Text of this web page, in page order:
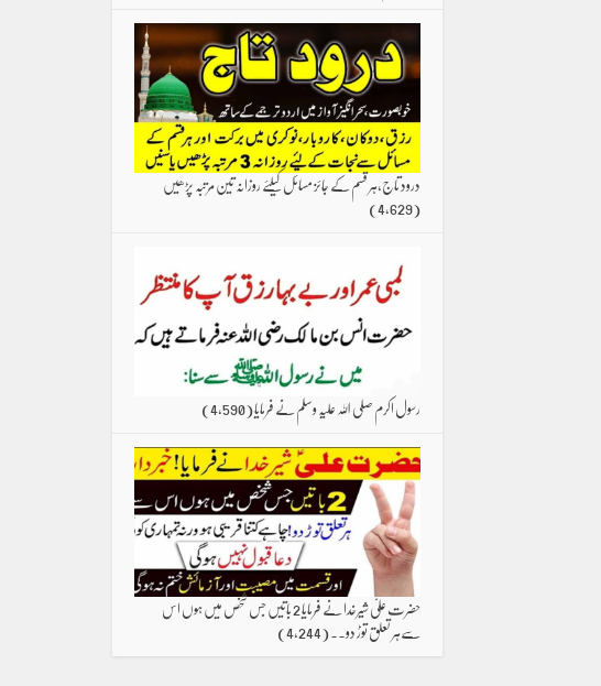
درود تاج،ہر قسم کے جائز مسائل کیلئے روزانہ تین مرتبہ پڑھیں
(4,629)
رسول اکرم صلی اللہ علیہ وسلم نے فرمایا(4,590)
حضرت علیؑ شیرخدا نے فرمایا 2 باتیں جس شخص میں ہوں اس
سےہر تعلق توڑ دو۔۔(4,244)